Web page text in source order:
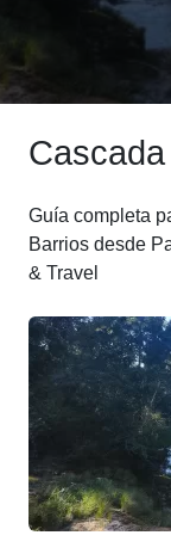
Guía completa
Barrios desde
& Travel